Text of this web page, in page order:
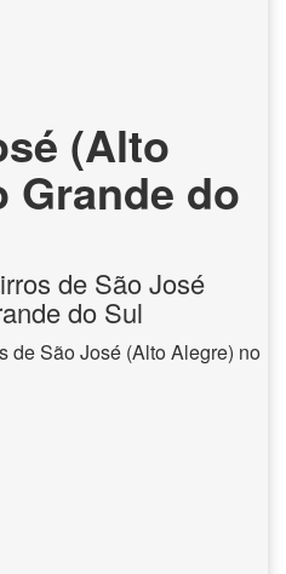
(Alto
Grande do
de São José
do Sul
de São José (Alto Alegre) no